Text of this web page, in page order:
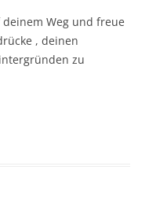
Weg und freue
, deinen
zu